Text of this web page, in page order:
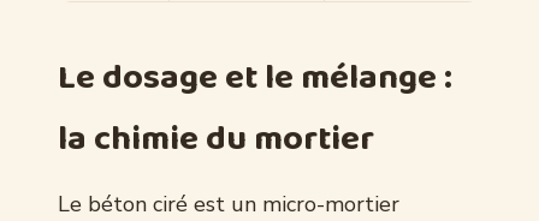
Le dosage et le mélange :
la chimie du mortier
Le béton ciré est un micro-mortier